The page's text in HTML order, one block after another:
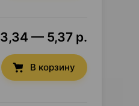
3,34 — 5,37 р.
В корзину